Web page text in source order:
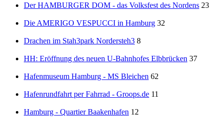
Der HAMBURGER DOM - das Volksfest des Nordens 23
Die AMERIGO VESPUCCI in Hamburg 32
Drachen im Stah3park Nordersteh3 8
HH: Eröffnung des neuen U-Bahnhofes Elbbrücken 37
Hafenmuseum Hamburg - MS Bleichen 62
Hafenrundfahrt per Fahrrad - Groops.de 11
Hamburg - Quartier Baakenhafen 12